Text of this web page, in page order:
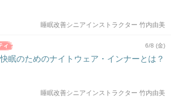
睡眠改善シニアインストラクター 竹内由美
6/8 (金)
眠のためのナイトウェア・インナーとは？
睡眠改善シニアインストラクター 竹内由美